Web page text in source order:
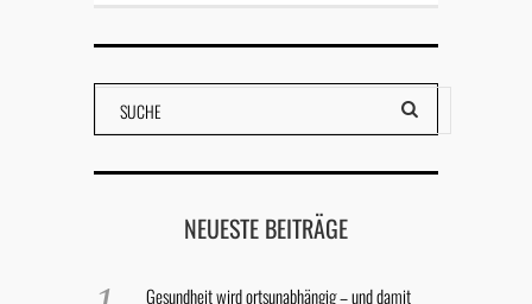
NEUESTE BEITRÄGE
Gesundheit wird ortsunabhängig – und damit